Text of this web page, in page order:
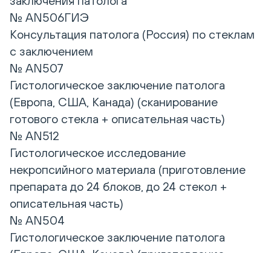
№ AN506ГИЭ
Консультация патолога (Россия) по стеклам
с заключением
№ AN507
Гистологическое заключение патолога
(Европа, США, Канада) (сканирование
готового стекла + описательная часть)
№ AN512
Гистологическое исследование
некропсийного материала (приготовление
препарата до 24 блоков, до 24 стекол +
описательная часть)
№ AN504
Гистологическое заключение патолога